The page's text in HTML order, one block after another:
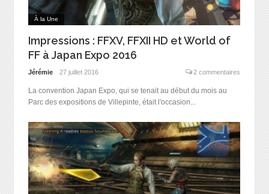
À la Une
Impressions : FFXV, FFXII HD et World of
FF à Japan Expo 2016
Jérémie 27 juillet 2016 2 commentaires
La convention Japan Expo, qui se tenait au début du mois au
Parc des expositions de Villepinte, était l'occasion...